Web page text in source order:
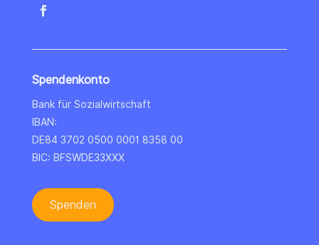
Spendenkonto
Bank für Sozialwirtschaft
IBAN:
DE84 3702 0500 0001 8358 00
BIC: BFSWDE33XXX
Spenden